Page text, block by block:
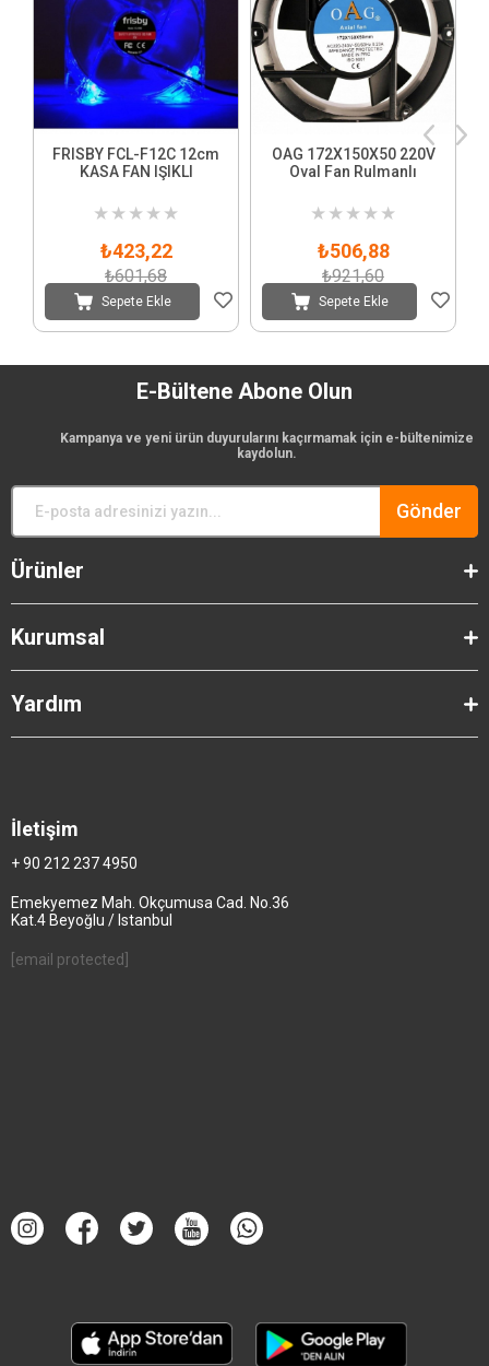
FRISBY FCL-F12C 12cm
KASA FAN IŞIKLI
★ ★ ★ ★ ★
₺423,22
₺601,68
Sepete Ekle
OAG 172X150X50 220V
Oval Fan Rulmanlı
★ ★ ★ ★ ★
₺506,88
₺921,60
Sepete Ekle
E-Bültene Abone Olun
Kampanya ve yeni ürün duyurularını kaçırmamak için e-bültenimize
kaydolun.
Gönder
Ürünler
Kurumsal
Yardım
İletişim
+ 90 212 237 4950
Emekyemez Mah. Okçumusa Cad. No.36
Kat.4 Beyoğlu / Istanbul
[email protected]